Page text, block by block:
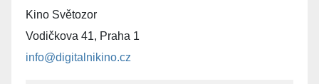
Kino Světozor
Vodičkova 41, Praha 1
info@digitalnikino.cz